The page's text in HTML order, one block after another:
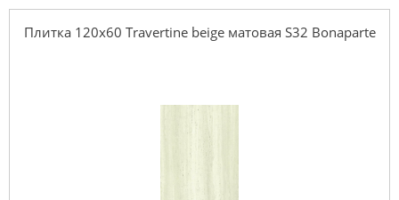
Плитка 120x60 Travertine beige матовая S32 Bonaparte